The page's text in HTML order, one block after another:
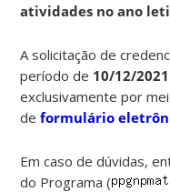
atividades no ano
A solicitação de
período de 10/12/
exclusivamente por
deformulário
Em caso de dúvidas,
do Programa (